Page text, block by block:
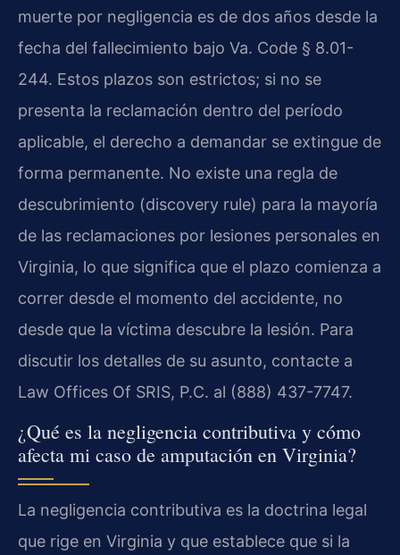
muerte por negligencia es de dos años desde la
fecha del fallecimiento bajo Va. Code § 8.01-
244. Estos plazos son estrictos; si no se
presenta la reclamación dentro del período
aplicable, el derecho a demandar se extingue de
forma permanente. No existe una regla de
descubrimiento (discovery rule) para la mayoría
de las reclamaciones por lesiones personales en
Virginia, lo que significa que el plazo comienza a
correr desde el momento del accidente, no
desde que la víctima descubre la lesión. Para
discutir los detalles de su asunto, contacte a
Law Offices Of SRIS, P.C. al (888) 437-7747.
¿Qué es la negligencia contributiva y cómo
afecta mi caso de amputación en Virginia?
La negligencia contributiva es la doctrina legal
que rige en Virginia y que establece que si la